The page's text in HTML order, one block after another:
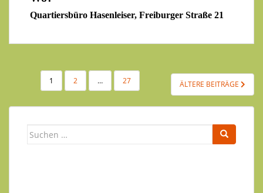
Quartiersbüro Hasenleiser, Freiburger Straße 21
1 2 … 27 ÄLTERE BEITRÄGE